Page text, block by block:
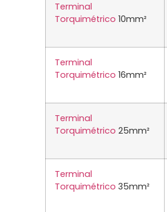
Terminal
Torquimétrico 10mm²
Terminal
Torquimétrico 16mm²
Terminal
Torquimétrico 25mm²
Terminal
Torquimétrico 35mm²